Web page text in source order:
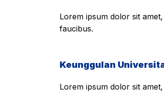
Lorem ipsum dolor sit
faucibus.
Keunggulan
Lorem ipsum dolor sit